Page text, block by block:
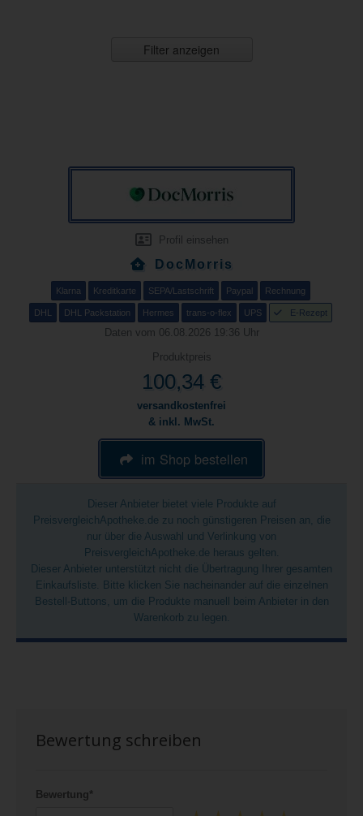
Filter anzeigen
Profil einsehen
DocMorris
Klarna Kreditkarte SEPA/Lastschrift Paypal Rechnung
DHL DHL Packstation Hermes trans-o-flex UPS E-Rezept
Daten vom 06.08.2026 19:36 Uhr
Produktpreis
100,34 €
versandkostenfrei
& inkl. MwSt.
im Shop bestellen
Dieser Anbieter bietet viele Produkte auf
PreisvergleichApotheke.de zu noch günstigeren Preisen an, die
nur über die Auswahl und Verlinkung von
PreisvergleichApotheke.de heraus gelten.
Dieser Anbieter unterstützt nicht die Übertragung Ihrer gesamten
Einkaufsliste. Bitte klicken Sie nacheinander auf die einzelnen
Bestell-Buttons, um die Produkte manuell beim Anbieter in den
Warenkorb zu legen.
Bewertung schreiben
Bewertung*